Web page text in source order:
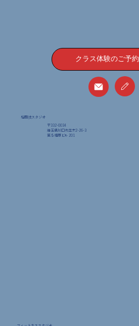
クラス体験のご予約
格闘技スタジオ
〒332-0034
埼玉県川口市並木2-26-3
​第５福原ビル 201